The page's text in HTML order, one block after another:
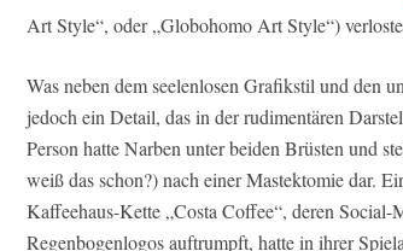
Art Style“, oder „Globohomo Art Style“)
Was neben dem seelenlosen Grafikstil und den
jedoch ein Detail, das in der rudimentären
Person hatte Narben unter beiden Brüsten und
weiß das schon?) nach einer Mastektomie dar.
Kaffeehaus-Kette „Costa Coffee“, deren
Regenbogenlogos auftrumpft, hatte in ihrer